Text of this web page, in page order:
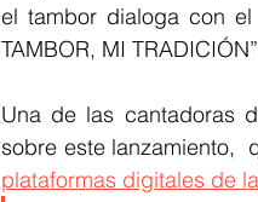
el tambor dialoga con
TAMBOR, MI
Una de las cantadoras
plataformas digitales de